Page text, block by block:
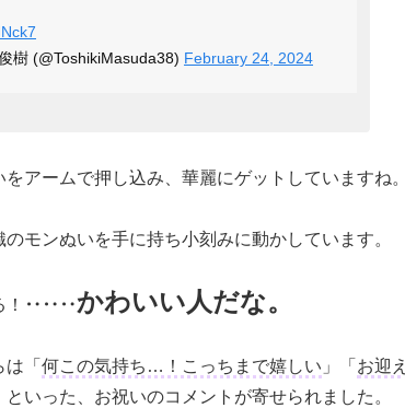
樹 (@ToshikiMasuda38) February 24, 2024
アームで押し込み、華麗にゲットしていますね。
モンぬいを手に持ち小刻みに動かしています。
‥‥‥かわいい人だな。
「 何この気持ち…！こっちまで嬉しい 」「 お迎え
といった、お祝いのコメントが寄せられました。